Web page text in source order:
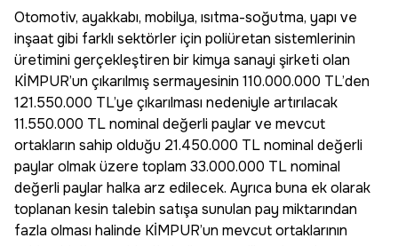
Otomotiv, ayakkabı, mobilya, ısıtma-soğutma, yapı ve
inşaat gibi farklı sektörler için poliüretan sistemlerinin
üretimini gerçekleştiren bir kimya sanayi şirketi olan
KİMPUR’un çıkarılmış sermayesinin 110.000.000 TL’den
121.550.000 TL’ye çıkarılması nedeniyle artırılacak
11.550.000 TL nominal değerli paylar ve mevcut
ortakların sahip olduğu 21.450.000 TL nominal değerli
paylar olmak üzere toplam 33.000.000 TL nominal
değerli paylar halka arz edilecek. Ayrıca buna ek olarak
toplanan kesin talebin satışa sunulan pay miktarından
fazla olması halinde KİMPUR’un mevcut ortaklarının